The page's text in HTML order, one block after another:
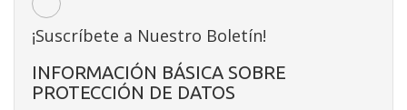
¡Suscríbete a Nuestro Boletín!
INFORMACIÓN BÁSICA SOBRE
PROTECCIÓN DE DATOS